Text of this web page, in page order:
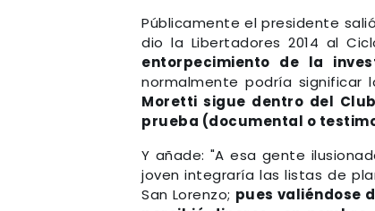
Públicamente el presidente
dio la Libertadores 2014 al
entorpecimiento de la
normalmente podría significar
Moretti sigue dentro del
prueba (documental o
Y añade: "A esa gente
joven integraría las listas de
San Lorenzo; pues valiéndose